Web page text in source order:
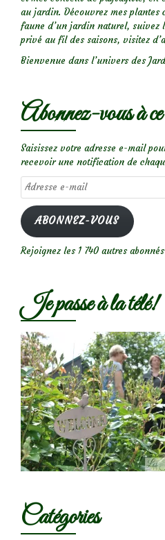
au jardin. Découvrez mes plantes
faune d’un jardin naturel, suivez
privé au fil des saisons, visitez
Bienvenue dans l’univers des
Abonnez-vous à
Saisissez votre adresse e-mail
recevoir une notification de
Adresse
e-
mail
ABONNEZ-VOUS
Rejoignez les 1 740 autres abonnés
Je passe à la télé!
Catégories